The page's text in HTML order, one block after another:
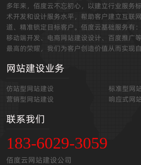
多年来，佰度云不忘初心，以建立行业服务
术开发和设计服务水平，帮助客户建立互联
道、精准锁定目标客户。佰度云基础服务有
移动端开发、电商网站建设设计、百度推广
最高的荣耀，我们为客户创造价值从而实现
网站建设业务
仿站型网站建设
标准型网
营销型网站建设
响应式网
联系我们
183-6029-3059
佰度云网站建设公司